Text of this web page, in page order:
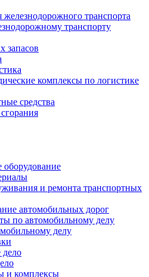
транспорта
транспорту
запасов
комплексы по логистике
средства
оборудование
и ремонта транспортных
автомобильных дорог
по автомобильному делу
делу
и комплексы